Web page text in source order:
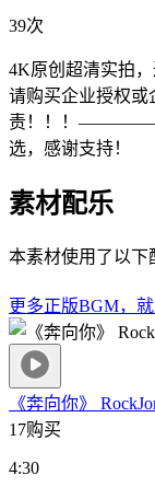
39次
4K原创超清实拍
请购买企业授权
责！！！
选，感谢支持！
素材配乐
本素材使用了以下
更多正版BGM，
《奔向你》 Rock
17购买
4:30